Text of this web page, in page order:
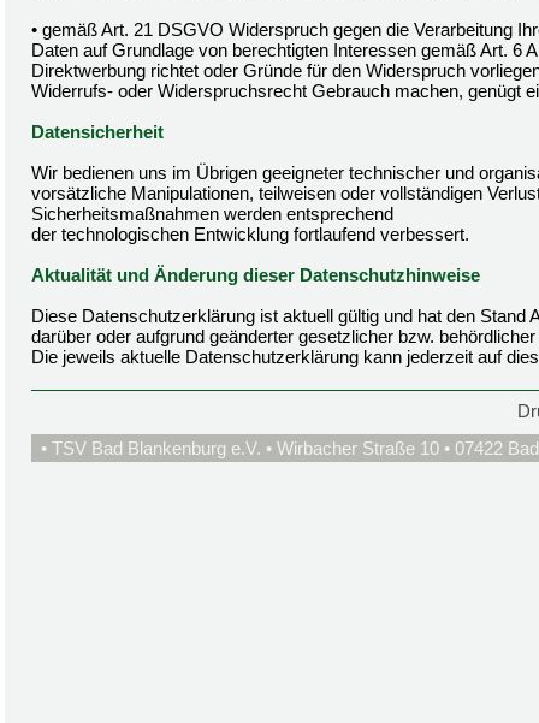
• gemäß Art. 21 DSGVO Widerspruch gegen die Verarbeitung
Daten auf Grundlage von berechtigten Interessen gemäß Art. 6
Direktwerbung richtet oder Gründe für den Widerspruch
Widerrufs- oder Widerspruchsrecht Gebrauch machen, genügt
Datensicherheit
Wir bedienen uns im Übrigen geeigneter technischer und
vorsätzliche Manipulationen, teilweisen oder vollständigen
Sicherheitsmaßnahmen werden entsprechend
der technologischen Entwicklung fortlaufend verbessert.
Aktualität und Änderung dieser Datenschutzhinweise
Diese Datenschutzerklärung ist aktuell gültig und hat den
darüber oder aufgrund geänderter gesetzlicher bzw.
Die jeweils aktuelle Datenschutzerklärung kann jederzeit auf
• TSV Bad Blankenburg e.V. • Wirbacher Straße 10 • 07422